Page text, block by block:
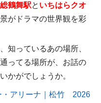
鶴舞駅と いちはらクオ
がドラマの世界観を彩
知っているあの場所、
ってる場所が、お話の
かがでしょうか。
アリーナ｜松竹 2026